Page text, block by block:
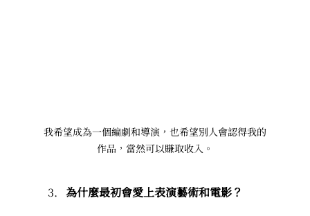
我希望成為一個編劇和導演，也希望別人會認得我的
作品，當然可以賺取收入。
為什麼最初會愛上表演藝術和電影？